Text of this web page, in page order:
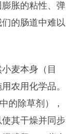
胀的粘性、弹
的肠道中难以
麦本身（目
农用化学品。
的除草剂），
其干燥并同步